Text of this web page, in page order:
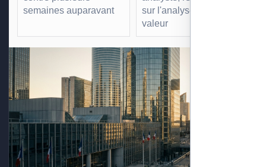
semaines auparavant
sur l'analyse à forte
valeur